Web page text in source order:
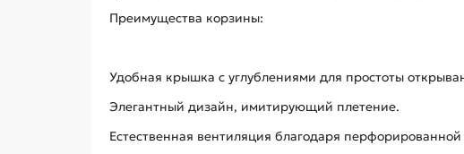
Преимущества корзины:
Удобная крышка с углублениями для простоты
Элегантный дизайн, имитирующий плетение.
Естественная вентиляция благодаря перфорированной